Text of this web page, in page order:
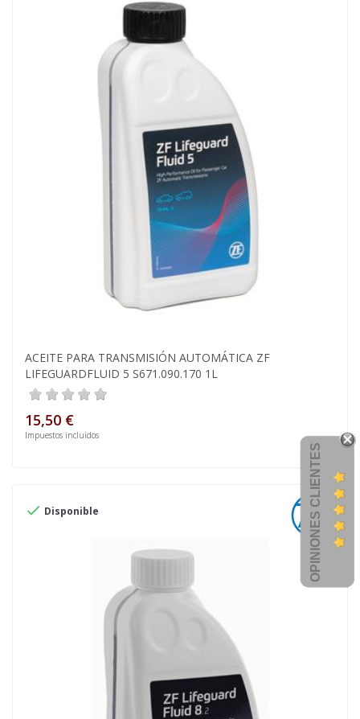
ACEITE PARA TRANSMISIÓN AUTOMÁTICA ZF
LIFEGUARDFLUID 5 S671.090.170 1L
15,50 €
Impuestos incluidos
 Disponible OPINIONES CLIENTES